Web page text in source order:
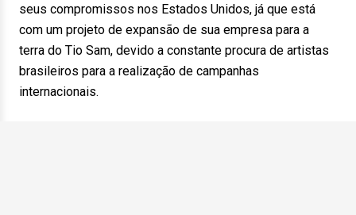
seus compromissos nos Estados Unidos, já que está
com um projeto de expansão de sua empresa para a
terra do Tio Sam, devido a constante procura de artistas
brasileiros para a realização de campanhas
internacionais.